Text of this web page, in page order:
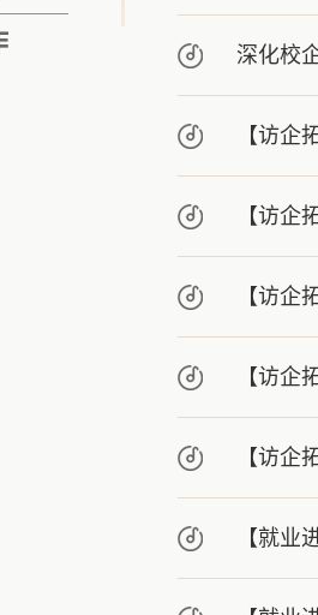
深化校
【访企
【访企
【访
【访企
【访
【就业